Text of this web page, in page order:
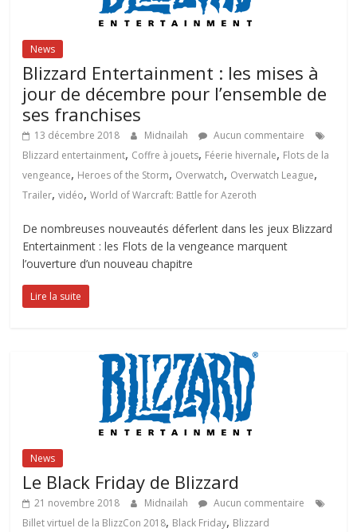
News
Blizzard Entertainment : les mises à
jour de décembre pour l’ensemble de
ses franchises
13 décembre 2018 Midnailah
Aucun commentaire
Blizzard entertainment, Coffre à jouets, Féerie hivernale, Flots de la
vengeance, Heroes of the Storm, Overwatch, Overwatch League,
Trailer,vidéo,World of Warcraft: Battle for Azeroth
De nombreuses nouveautés déferlent dans les jeux Blizzard
Entertainment : les Flots de la vengeance marquent
l’ouverture d’un nouveau chapitre
Lire la suite
News
Le Black Friday de Blizzard
21 novembre 2018 Midnailah
Aucun commentaire
Billet virtuel de la BlizzCon 2018, Black Friday, Blizzard